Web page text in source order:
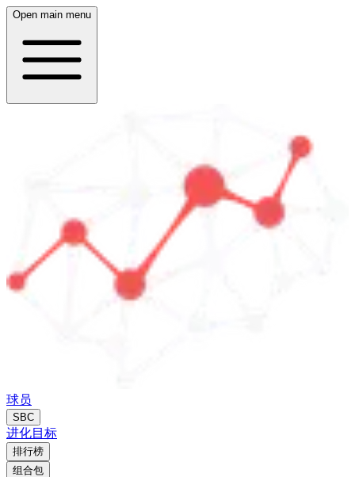
Open main menu
球员
SBC
进化目标
排行榜
组合包